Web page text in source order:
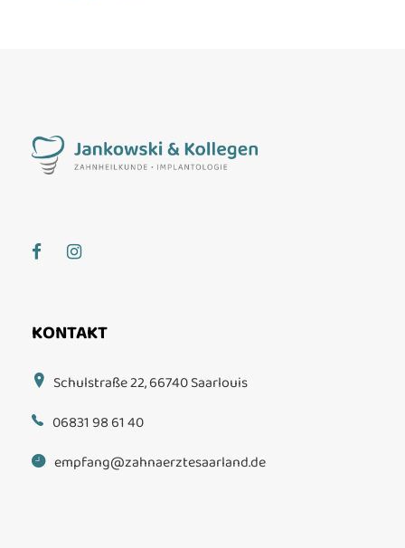
KONTAKT
Schulstraße 22, 66740 Saarlouis
06831 98 61 40
empfang@zahnaerztesaarland.de